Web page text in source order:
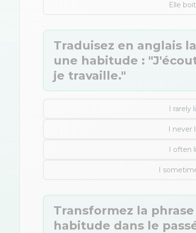
Elle
Traduisez en anglais
une habitude :
je travaille."
I rarely
I never
I often
I
Transformez la
habitude dans le